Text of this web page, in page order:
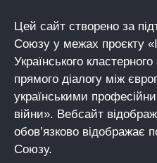
Цей сайт створено за
Союзу у межах проєкту
Українського
прямого діалогу між
українськими
війни». Вебсайт
обов’язково відображає
Союзу.